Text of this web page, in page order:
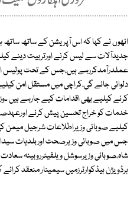
انھوں نے کہا کہ اس آپریشن کے ساتھ
جدیدآلات سے لیس کرنے اورتربیت دینے
عملدرآمدکررہے ہیں،جس کے تحت پولیس
دلوائی جائے گی،کراچی میں مستقل امن
کرنے کیلیے بھی اقدامات کیے جارہے ہیں
خدمات کو خراج تحسین پیش کرنے
جس میں صوبائی وزیرصحت اوربلدیات
شاہ،صوبائی وزیرسوشل ویلفیئرروبینہ
ہرڈویژن ہیڈکوارٹرزمیں سیمینار منعقد